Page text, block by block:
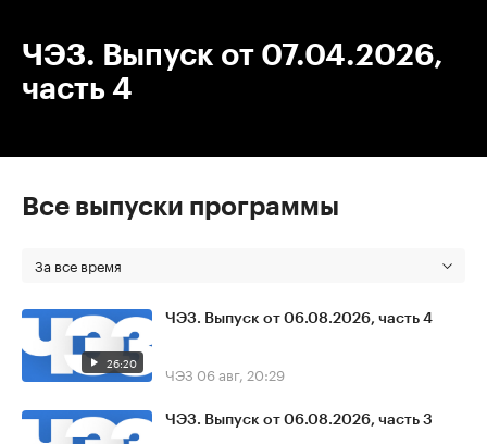
ЧЭЗ. Выпуск от 07.04.2026,
часть 4
Все выпуски программы
За все время
26:20
ЧЭЗ. Выпуск от 06.08.2026, часть 4
ЧЭЗ 06 авг, 20:29
ЧЭЗ. Выпуск от 06.08.2026, часть 3